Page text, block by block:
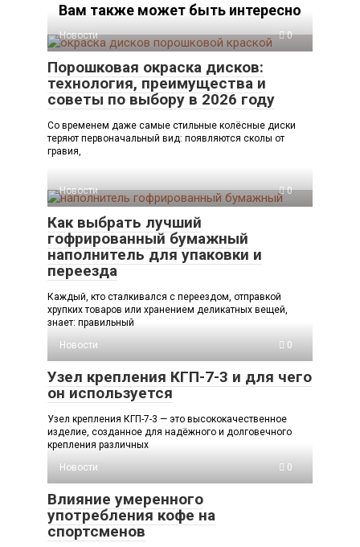
Вам также может быть интересно
Новости 0
Порошковая окраска дисков:
технология, преимущества и
советы по выбору в 2026 году
Со временем даже самые стильные колёсные диски
теряют первоначальный вид: появляются сколы от
гравия,
Новости 0
Как выбрать лучший
гофрированный бумажный
наполнитель для упаковки и
переезда
Каждый, кто сталкивался с переездом, отправкой
хрупких товаров или хранением деликатных вещей,
знает: правильный
Новости
0
Узел крепления КГП-7-3 и для чего
он используется
Узел крепления КГП-7-3 — это высококачественное
изделие, созданное для надёжного и долговечного
крепления различных
Новости
0
Влияние умеренного
употребления кофе на
спортсменов